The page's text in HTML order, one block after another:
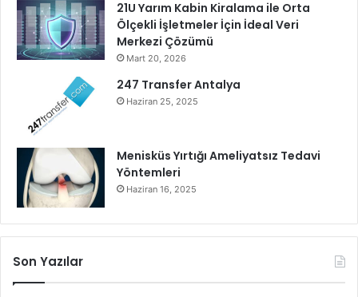
21U Yarım Kabin Kiralama ile Orta
Ölçekli İşletmeler İçin İdeal Veri
Merkezi Çözümü
Mart 20, 2026
247 Transfer Antalya
Haziran 25, 2025
Menisküs Yırtığı Ameliyatsız Tedavi
Yöntemleri
Haziran 16, 2025
Son Yazılar